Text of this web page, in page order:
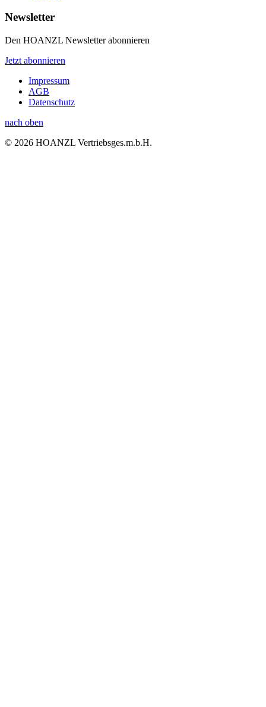
Newsletter
Den HOANZL Newsletter abonnieren
Jetzt abonnieren
Impressum
AGB
Datenschutz
nach oben
© 2026 HOANZL Vertriebsges.m.b.H.